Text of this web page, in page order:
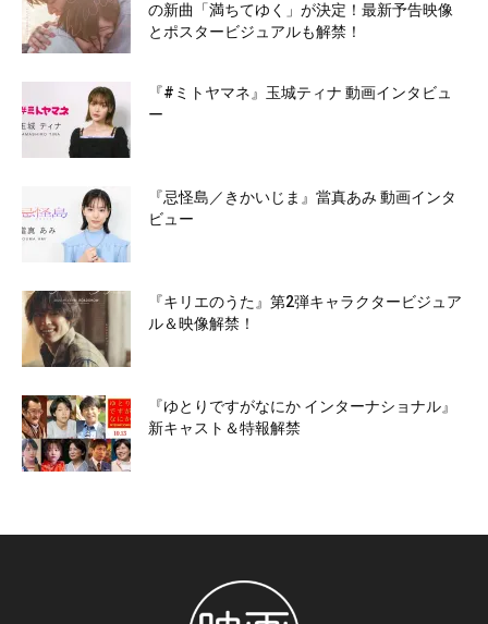
の新曲「満ちてゆく」が決定！最新予告映像
とポスタービジュアルも解禁！
『#ミトヤマネ』玉城ティナ 動画インタビュ
ー
『忌怪島／きかいじま』當真あみ 動画インタ
ビュー
『キリエのうた』第2弾キャラクタービジュア
ル＆映像解禁！
『ゆとりですがなにか インターナショナル』
新キャスト＆特報解禁